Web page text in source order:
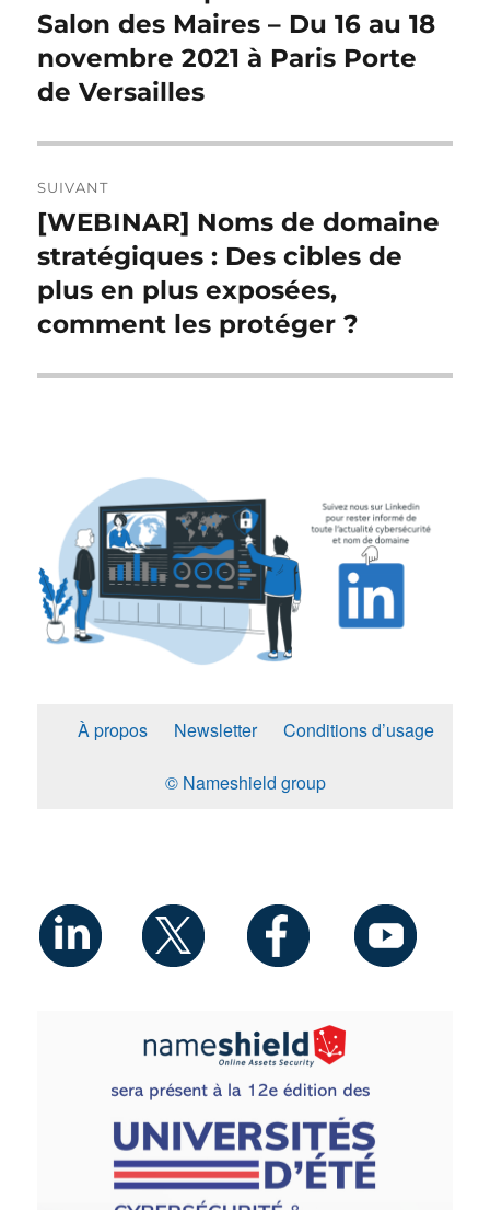
l’article
précédente :
Salon des Maires – Du 16 au 18
novembre 2021 à Paris Porte
de Versailles
SUIVANT
Publication
suivante :
[WEBINAR] Noms de domaine
stratégiques : Des cibles de
plus en plus exposées,
comment les protéger ?
À propos Newsletter Conditions d’usage
© Nameshield group